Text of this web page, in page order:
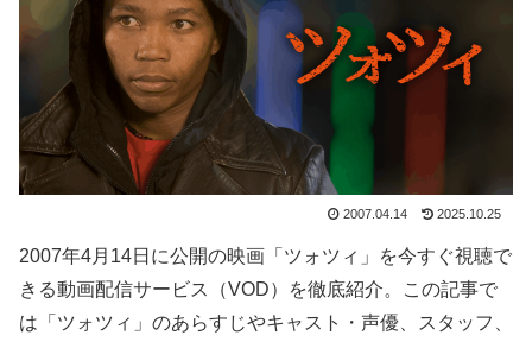
2007.04.14 2025.10.25
2007年4月14日に公開の映画「ツォツィ」を今すぐ視聴で
きる動画配信サービス（VOD）を徹底紹介。この記事で
は「ツォツィ」のあらすじやキャスト・声優、スタッフ、